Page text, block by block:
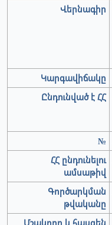
Վերնագիր
Կարգավիճակը
Ընդունված է ՀՀ
№
ՀՀ ընդունելու
ամսաթիվ
Գործարկման
թվականը